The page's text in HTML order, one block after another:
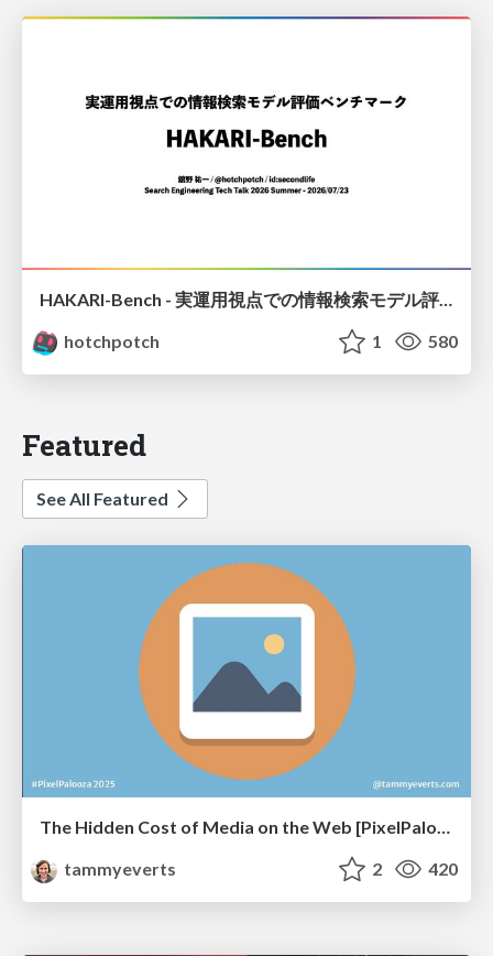
hotchpotch
1 580
Featured
See All Featured
The Hidden Cost of Media on the Web [PixelPalooza 2025]
tammyeverts
2 420